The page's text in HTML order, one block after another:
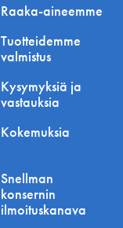
Raaka-aineemme
Tuotteidemme
valmistus
Kysymyksiä ja
vastauksia
Kokemuksia
Snellman
konsernin
ilmoituskanava